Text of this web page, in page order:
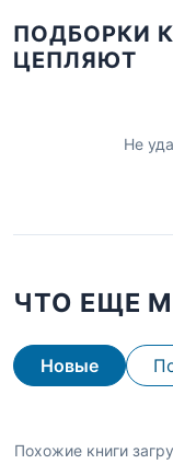
ПОДБОРКИ
ЦЕПЛЯЮТ
Не
ЧТО ЕЩЕ
Новые
Похожие книги